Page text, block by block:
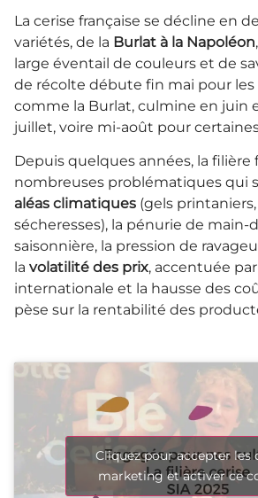
La cerise française se décline en
variétés, de la Burlat à la Napoléon
large éventail de couleurs et de
de récolte débute fin mai pour les
comme la Burlat, culmine en juin
juillet, voire mi-août pour
Depuis quelques années, la filière
nombreuses problématiques qui
aléas climatiques (gels
sécheresses), la pénurie de main-
saisonnière, la pression de
la volatilité des prix, accentuée
internationale et la hausse des
pèse sur la rentabilité des
Cliquez pour accepter les
marketing et activer ce